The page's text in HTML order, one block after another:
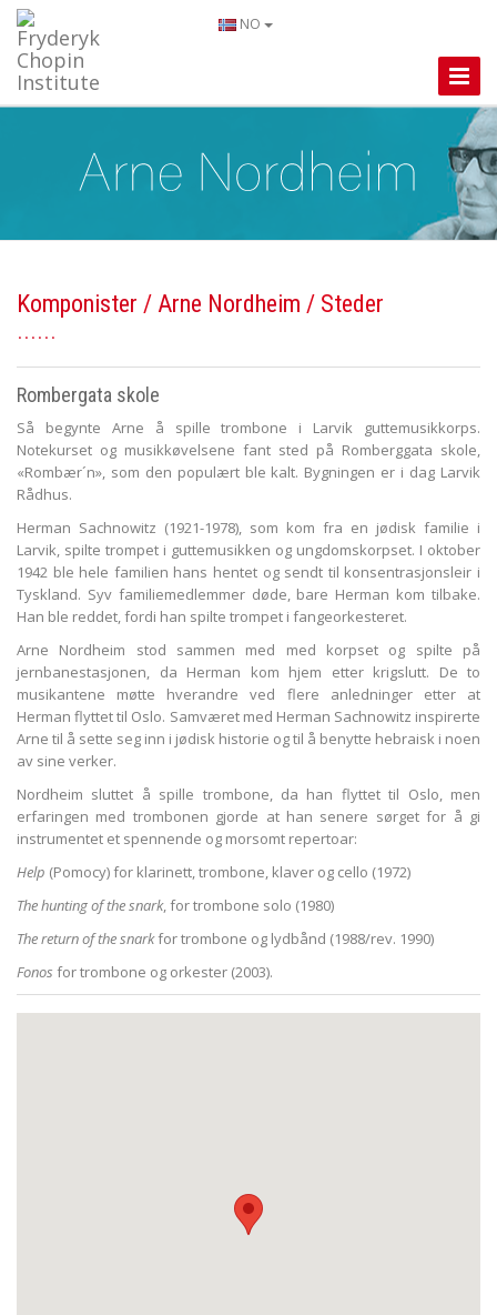
NO
Toggle
Komponister / Arne Nordheim / Steder
Rombergata skole
Så begynte Arne å spille trombone i Larvik guttemusikkorps.
Notekurset og musikkøvelsene fant sted på Romberggata skole,
«Rombær´n», som den populært ble kalt. Bygningen er i dag Larvik
Rådhus.
Herman Sachnowitz (1921-1978), som kom fra en jødisk familie i
Larvik, spilte trompet i guttemusikken og ungdomskorpset. I oktober
1942 ble hele familien hans hentet og sendt til konsentrasjonsleir i
Tyskland. Syv familiemedlemmer døde, bare Herman kom tilbake.
Han ble reddet, fordi han spilte trompet i fangeorkesteret.
Arne Nordheim stod sammen med med korpset og spilte på
jernbanestasjonen, da Herman kom hjem etter krigslutt. De to
musikantene møtte hverandre ved flere anledninger etter at
Herman flyttet til Oslo. Samværet med Herman Sachnowitz inspirerte
Arne til å sette seg inn i jødisk historie og til å benytte hebraisk i noen
av sine verker.
Nordheim sluttet å spille trombone, da han flyttet til Oslo, men
erfaringen med trombonen gjorde at han senere sørget for å gi
instrumentet et spennende og morsomt repertoar:
Help (Pomocy) for klarinett, trombone, klaver og cello (1972)
The hunting of the snark, for trombone solo (1980)
The return of the snarkfor trombone og lydbånd (1988/rev. 1990)
Fonos for trombone og orkester (2003).